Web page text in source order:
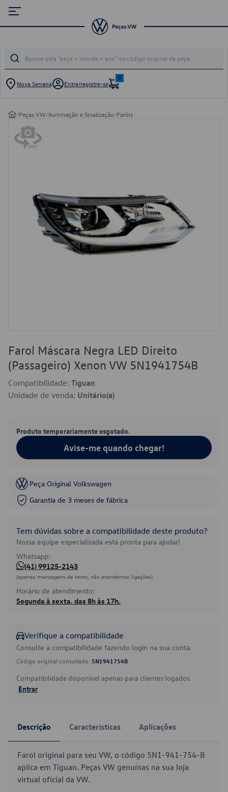
Nova Serrana Entre/registre-se
0
/Peças VW/Iluminação e Sinalização/Faróis
Farol Máscara Negra LED Direito
(Passageiro) Xenon VW 5N1941754B
Compatibilidade: Tiguan
Unidade de venda: Unitário(a)
Produto temporariamente esgotado.
Avise-me quando chegar!
Peça Original Volkswagen
Garantia de 3 meses de fábrica
Tem dúvidas sobre a compatibilidade deste produto?
Nossa equipe especializada está pronta para ajudar!
Whatsapp:
(41) 99125-2143
(apenas mensagens de texto, não atendemos ligações)
Horário de atendimento:
Segunda à sexta, das 8h às 17h.
Verifique a compatibilidade
Consulte a compatibilidade fazendo login na sua conta.
Código original consultado: 5N1941754B
Compatibilidade disponível apenas para clientes logados.
Entrar
Descrição Características Aplicações
Farol original para seu VW, o código 5N1-941-754-B
aplica em Tiguan. Peças VW genuínas na sua loja
virtual oficial da VW.